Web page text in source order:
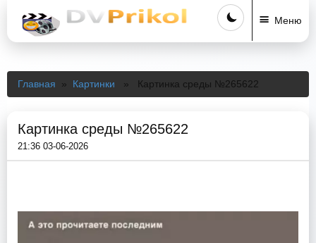
Меню
Главная » Картинки » Картинка среды №265622
Картинка среды №265622
21:36 03-06-2026